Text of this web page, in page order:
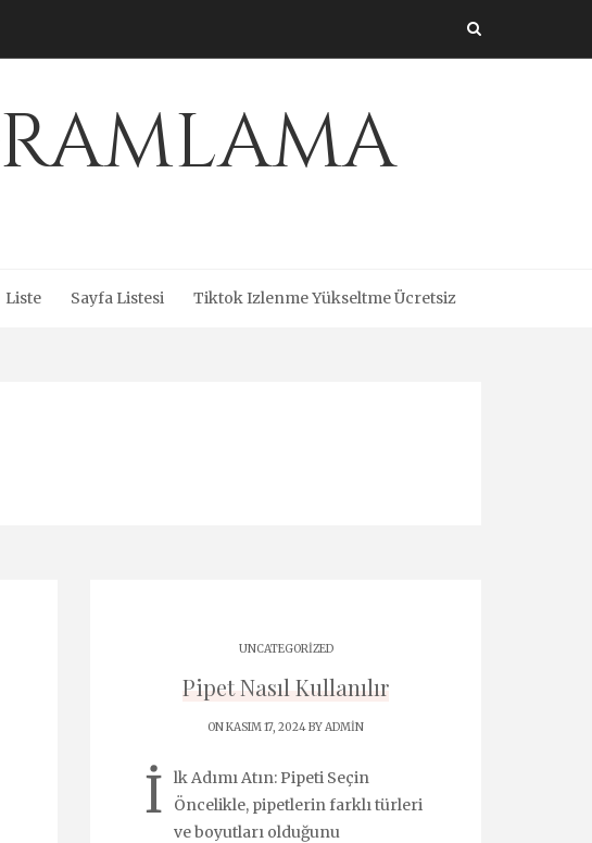
Liste Sayfa Listesi Tiktok Izlenme Yükseltme Ücretsiz
UNCATEGORIZED
Pipet Nasıl Kullanılır
ON KASIM 17, 2024 BYADMIN
İ
lk Adımı Atın: Pipeti Seçin
Öncelikle, pipetlerin farklı türleri
ve boyutları olduğunu